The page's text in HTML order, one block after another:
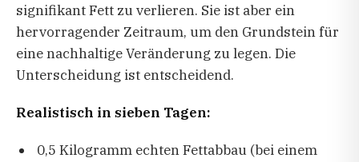
signifikant Fett zu verlieren. Sie ist aber ein
hervorragender Zeitraum, um den Grundstein für
eine nachhaltige Veränderung zu legen. Die
Unterscheidung ist entscheidend.
Realistisch in sieben Tagen:
0,5 Kilogramm echten Fettabbau (bei einem